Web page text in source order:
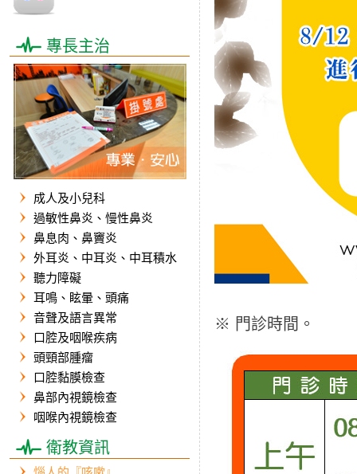
專長主治
成人及小兒科
過敏性鼻炎、慢性鼻炎
鼻息肉、鼻竇炎
外耳炎、中耳炎、中耳積水
聽力障礙
耳鳴、眩暈、頭痛
音聲及語言異常
口腔及咽喉疾病
頭頸部腫瘤
口腔黏膜檢查
鼻部內視鏡檢查
咽喉內視鏡檢查
衛教資訊
※ 門診時間。